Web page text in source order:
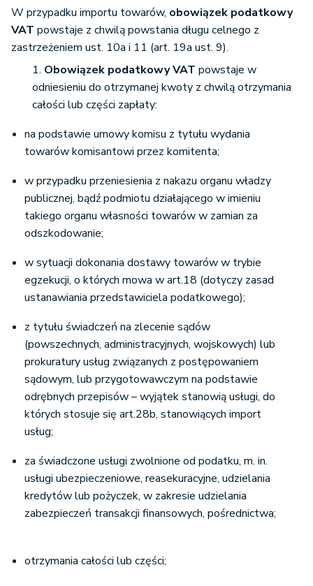
W przypadku importu towarów, obowiązek podatkowy
VAT powstaje z chwilą powstania długu celnego z
zastrzeżeniem ust. 10a i 11 (art. 19a ust. 9).
1. Obowiązek podatkowy VAT powstaje w
odniesieniu do otrzymanej kwoty z chwilą otrzymania
całości lub części zapłaty:
na podstawie umowy komisu z tytułu wydania
towarów komisantowi przez komitenta;
w przypadku przeniesienia z nakazu organu władzy
publicznej, bądź podmiotu działającego w imieniu
takiego organu własności towarów w zamian za
odszkodowanie;
w sytuacji dokonania dostawy towarów w trybie
egzekucji, o których mowa w art.18 (dotyczy zasad
ustanawiania przedstawiciela podatkowego);
z tytułu świadczeń na zlecenie sądów
(powszechnych, administracyjnych, wojskowych) lub
prokuratury usług związanych z postępowaniem
sądowym, lub przygotowawczym na podstawie
odrębnych przepisów–wyjątek stanowią usługi, do
których stosuje się art.28b, stanowiących import
usług;
za świadczone usługi zwolnione od podatku, m. in.
usługi ubezpieczeniowe, reasekuracyjne, udzielania
kredytów lub pożyczek, w zakresie udzielania
zabezpieczeń transakcji finansowych, pośrednictwa;
otrzymania całości lub części;